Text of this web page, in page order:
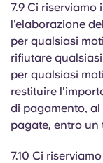
7.9 Ci
l'elaborazione
per qualsiasi
rifiutare
per qualsiasi
restituire
di pagamento,
pagate, entro un
7.10 Ci